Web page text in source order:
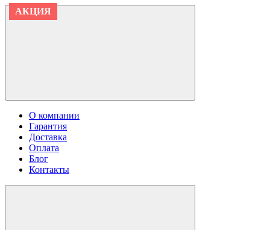
О компании
Гарантия
Доставка
Оплата
Блог
Контакты
АКЦИЯ
АКЦИЯ
АКЦИЯ
АКЦИЯ